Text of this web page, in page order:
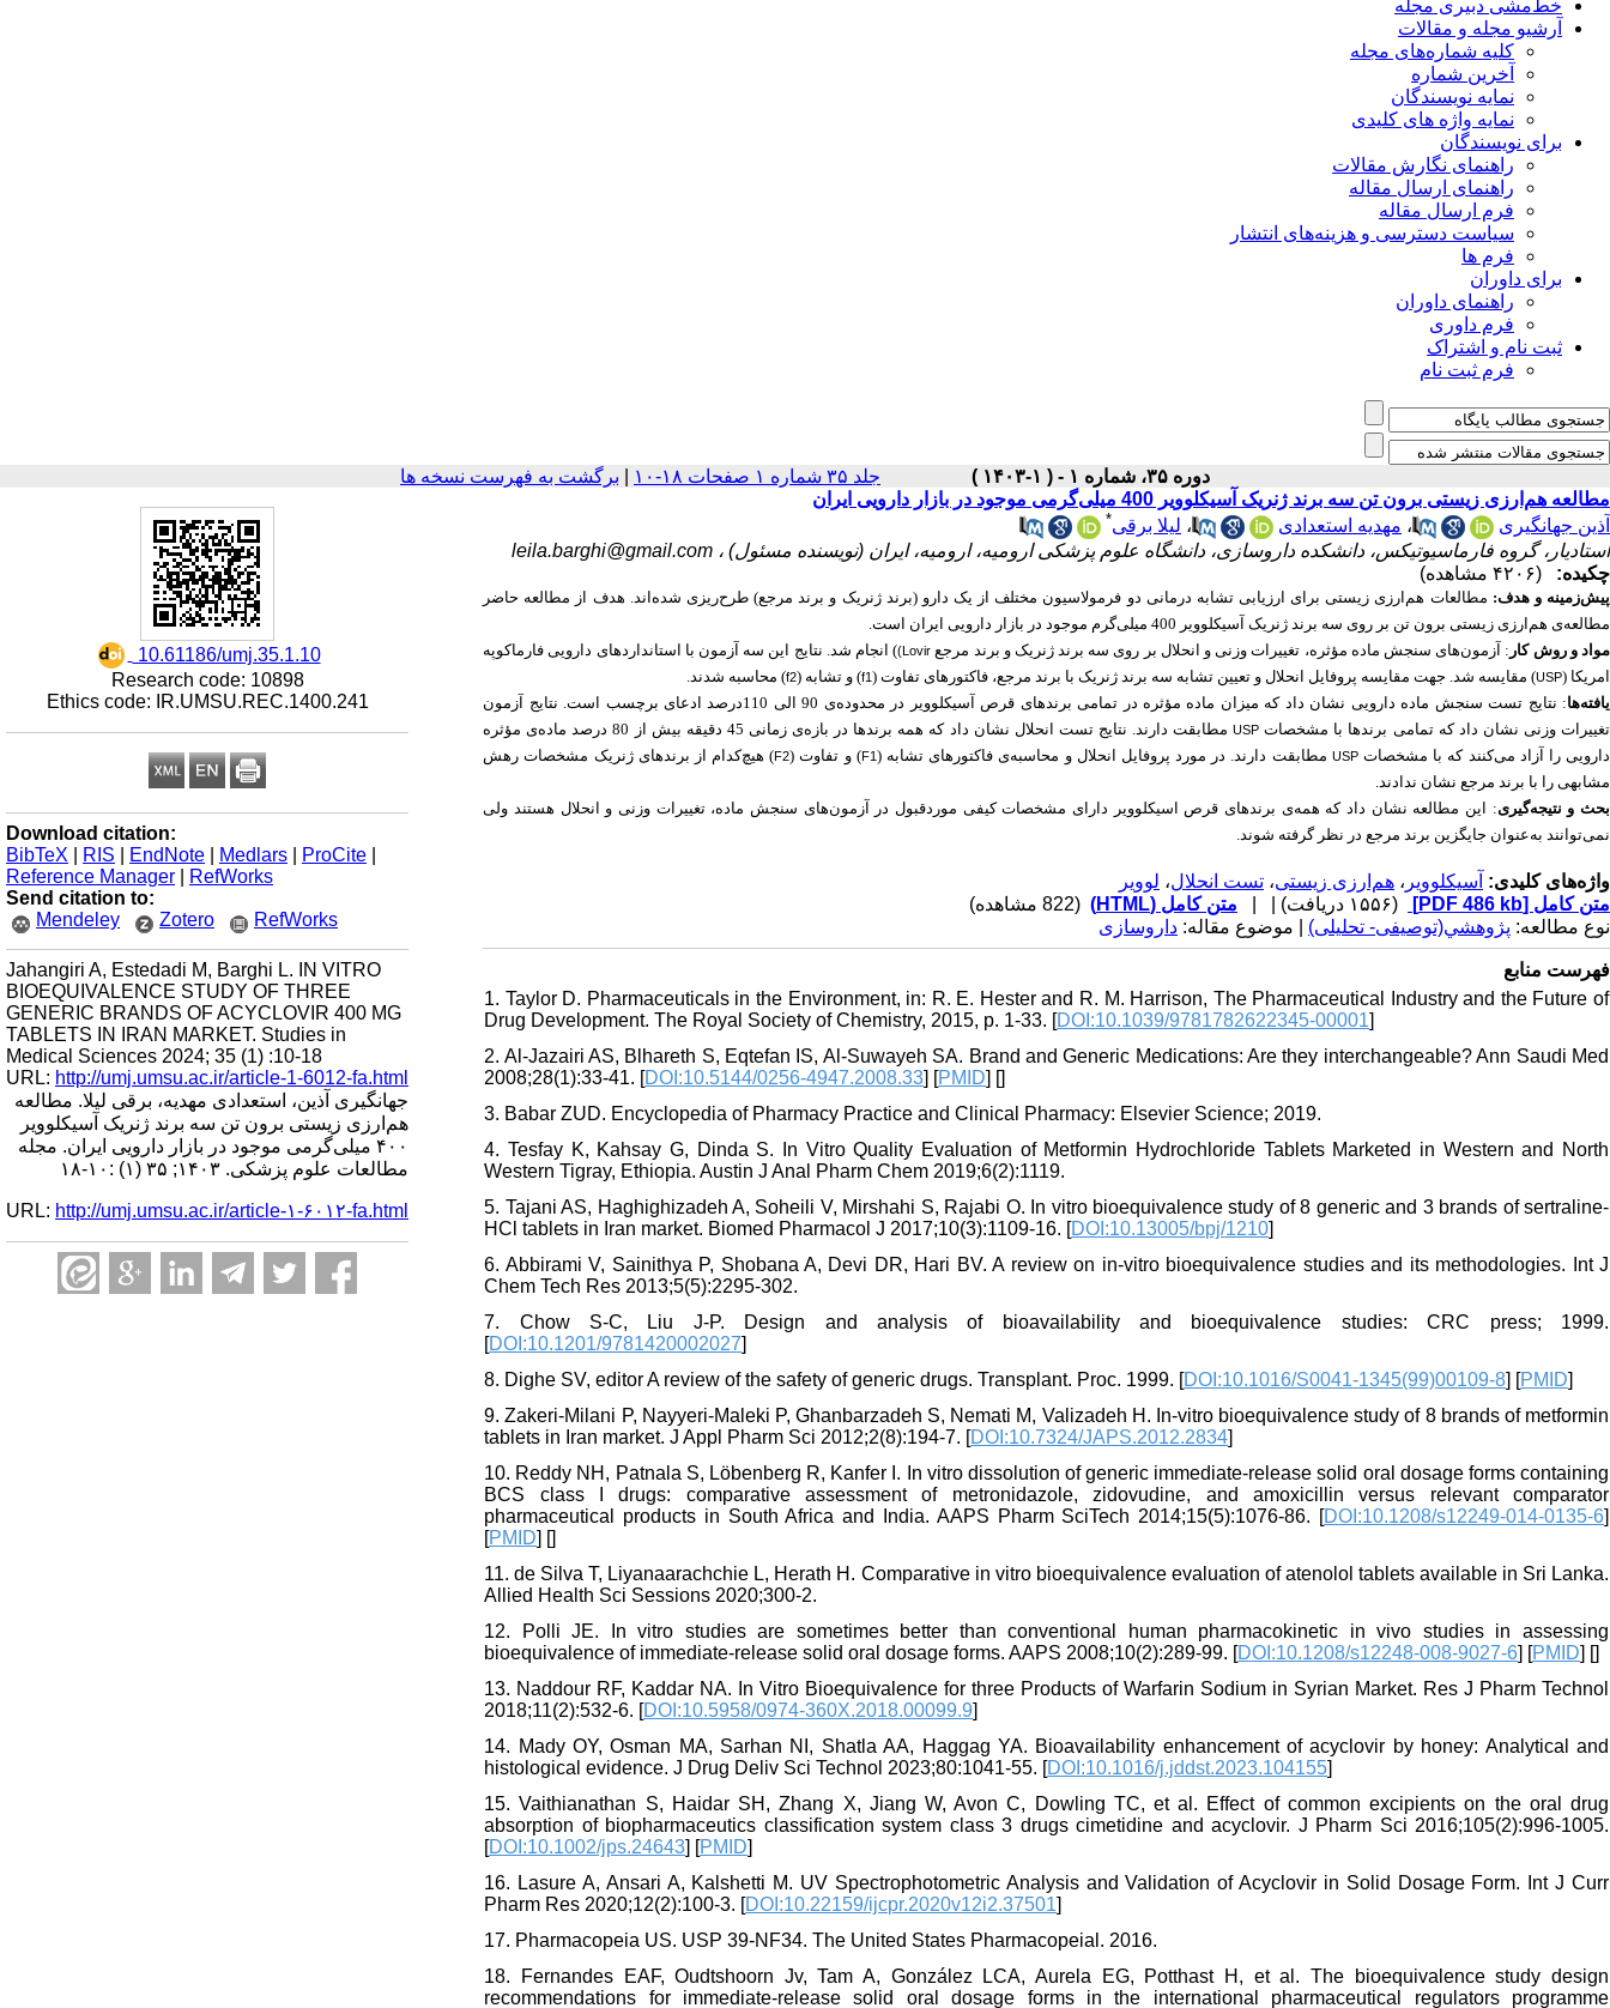
خط‌مشی دبیری مجله
آرشیو مجله و مقالات
کلیه شماره‌های مجله
آخرین شماره
نمایه نویسندگان
نمایه واژه های کلیدی
برای نویسندگان
راهنمای نگارش مقالات
راهنمای ارسال مقاله
فرم ارسال مقاله
سیاست دسترسی و هزینه‌های انتشار
فرم ها
برای داوران
راهنمای داوران
فرم داوری
ثبت نام و اشتراک
فرم ثبت نام
دوره ۳۵، شماره ۱ - ( ۱-۱۴۰۳ ) جلد ۳۵ شماره ۱ صفحات ۱۸-۱۰ برگشت به فهرست نسخه ها
‎ 10.61186/umj.35.1.10
Research code: 10898
Ethics code: IR.UMSU.REC.1400.241
Download citation:
BibTeX
RIS EndNote Medlars ProCite
Reference Manager
RefWorks
Send citation to:
Mendeley
Zotero RefWorks
Jahangiri A, Estedadi M, Barghi L. IN VITRO
BIOEQUIVALENCE STUDY OF THREE
GENERIC BRANDS OF ACYCLOVIR 400 MG
TABLETS IN IRAN MARKET. Studies in
Medical Sciences 2024; 35 (1) :10-18
URL: http://umj.umsu.ac.ir/article-1-6012-fa.html
جهانگیری آذین، استعدادی مهدیه، برقی لیلا. مطالعه
هم‌ارزی زیستی برون تن سه برند ژنریک آسیکلوویر
۴۰۰ میلی‌گرمی موجود در بازار دارویی ایران. مجله
مطالعات علوم پزشکی. ۱۴۰۳; ۳۵ (۱) :۱۰-۱۸
URL: http://umj.umsu.ac.ir/article-۱-۶۰۱۲-fa.html
مطالعه هم‌ارزی زیستی برون تن سه برند ژنریک آسیکلوویر 400 میلی‌گرمی موجود در بازار دارویی ایران
آذین جهانگیری
، مهدیه استعدادی ، لیلا برقی*
استادیار، گروه فارماسیوتیکس، دانشکده داروسازی، دانشگاه علوم پزشکی ارومیه، ارومیه، ایران (نویسنده مسئول) ، leila.barghi@gmail.com
چکیده:
(۴۲۰۶ مشاهده)
پیش‌زمینه و هدف: مطالعات هم‌ارزی زیستی برای ارزیابی تشابه درمانی دو فرمولاسیون مختلف از یک دارو (برند ژنریک و برند مرجع) طرح‌ریزی شده‌اند. هدف از مطالعه حاضر
مطالعه‌ی هم‌ارزی زیستی برون تن بر روی سه برند ژنریک آسیکلوویر 400 میلی‌گرم موجود در بازار دارویی ایران است.
مواد و روش‌ کار : آزمون‌های سنجش ماده مؤثره، تغییرات وزنی و انحلال بر روی سه برند ژنریک و برند مرجع Lovir) ) انجام شد. نتایج این سه آزمون با استانداردهای دارویی فارماکوپه
امریکا (USP) مقایسه شد. جهت مقایسه پروفایل انحلال و تعیین تشابه سه برند ژنریک با برند مرجع، فاکتورهای تفاوت (f1) و تشابه (f2) محاسبه شدند.
یافته‌ها
: نتایج تست سنجش ماده دارویی نشان داد که میزان ماده مؤثره در تمامی برندهای قرص آسیکلوویر در محدوده‌ی 90 الی 110درصد ادعای برچسب است. نتایج آزمون
تغییرات وزنی نشان داد که تمامی برندها با مشخصات USP
مطابقت دارند. نتایج تست انحلال نشان داد که همه برندها در بازه‌ی زمانی 45 دقیقه بیش از 80 درصد ماده‌ی مؤثره
دارویی را آزاد می‌کنند که با مشخصاتUSP مطابقت دارند. در مورد پروفایل انحلال و محاسبه‌ی فاکتورهای تشابه (F1) و تفاوت (F2) هیچ‌کدام از برندهای ژنریک مشخصات رهش
مشابهی را با برند مرجع نشان ندادند.
بحث و نتیجه‌گیری: این مطالعه نشان داد که همه‌ی برندهای قرص اسیکلوویر دارای مشخصات کیفی موردقبول در آزمون‌های سنجش ماده، تغییرات وزنی و انحلال هستند ولی
نمی‌توانند به‌عنوان جایگزین برند مرجع در نظر گرفته شوند.
واژه‌های کلیدی: آسیکلوویر ، هم‌ارزی زیستی، تست انحلال، لوویر
متن کامل [PDF 486 kb] (۱۵۵۶ دریافت) متن کامل (HTML)
(822 مشاهده)
نوع مطالعه: پژوهشي(توصیفی- تحلیلی) | موضوع مقاله: داروسازی
فهرست منابع
1. Taylor D. Pharmaceuticals in the Environment, in: R. E. Hester and R. M. Harrison, The Pharmaceutical Industry and the Future of
Drug Development. The Royal Society of Chemistry, 2015, p. 1-33. [DOI:10.1039/9781782622345-00001]
2. Al-Jazairi AS, Blhareth S, Eqtefan IS, Al-Suwayeh SA. Brand and Generic Medications: Are they interchangeable? Ann Saudi Med
2008;28(1):33-41. [DOI:10.5144/0256-4947.2008.33] [PMID] []
3. Babar ZUD. Encyclopedia of Pharmacy Practice and Clinical Pharmacy: Elsevier Science; 2019.
4. Tesfay K, Kahsay G, Dinda S. In Vitro Quality Evaluation of Metformin Hydrochloride Tablets Marketed in Western and North
Western Tigray, Ethiopia. Austin J Anal Pharm Chem 2019;6(2):1119.
5. Tajani AS, Haghighizadeh A, Soheili V, Mirshahi S, Rajabi O. In vitro bioequivalence study of 8 generic and 3 brands of sertraline-
HCl tablets in Iran market. Biomed Pharmacol J 2017;10(3):1109-16. [DOI:10.13005/bpj/1210]
6. Abbirami V, Sainithya P, Shobana A, Devi DR, Hari BV. A review on in-vitro bioequivalence studies and its methodologies. Int J
Chem Tech Res 2013;5(5):2295-302.
7. Chow S-C, Liu J-P. Design and analysis of bioavailability and bioequivalence studies: CRC press; 1999.
[DOI:10.1201/9781420002027]
8. Dighe SV, editor A review of the safety of generic drugs. Transplant. Proc. 1999. [DOI:10.1016/S0041-1345(99)00109-8] [PMID]
9. Zakeri-Milani P, Nayyeri-Maleki P, Ghanbarzadeh S, Nemati M, Valizadeh H. In-vitro bioequivalence study of 8 brands of metformin
tablets in Iran market. J Appl Pharm Sci 2012;2(8):194-7. [DOI:10.7324/JAPS.2012.2834]
10. Reddy NH, Patnala S, Löbenberg R, Kanfer I. In vitro dissolution of generic immediate-release solid oral dosage forms containing
BCS class I drugs: comparative assessment of metronidazole, zidovudine, and amoxicillin versus relevant comparator
pharmaceutical products in South Africa and India. AAPS Pharm SciTech 2014;15(5):1076-86. [DOI:10.1208/s12249-014-0135-6]
[PMID] []
11. de Silva T, Liyanaarachchie L, Herath H. Comparative in vitro bioequivalence evaluation of atenolol tablets available in Sri Lanka.
Allied Health Sci Sessions 2020;300-2.
12. Polli JE. In vitro studies are sometimes better than conventional human pharmacokinetic in vivo studies in assessing
bioequivalence of immediate-release solid oral dosage forms. AAPS 2008;10(2):289-99. [DOI:10.1208/s12248-008-9027-6] [PMID] []
13. Naddour RF, Kaddar NA. In Vitro Bioequivalence for three Products of Warfarin Sodium in Syrian Market. Res J Pharm Technol
2018;11(2):532-6. [DOI:10.5958/0974-360X.2018.00099.9]
14. Mady OY, Osman MA, Sarhan NI, Shatla AA, Haggag YA. Bioavailability enhancement of acyclovir by honey: Analytical and
histological evidence. J Drug Deliv Sci Technol 2023;80:1041-55. [DOI:10.1016/j.jddst.2023.104155]
15. Vaithianathan S, Haidar SH, Zhang X, Jiang W, Avon C, Dowling TC, et al. Effect of common excipients on the oral drug
absorption of biopharmaceutics classification system class 3 drugs cimetidine and acyclovir. J Pharm Sci 2016;105(2):996-1005.
[DOI:10.1002/jps.24643] [PMID]
16. Lasure A, Ansari A, Kalshetti M. UV Spectrophotometric Analysis and Validation of Acyclovir in Solid Dosage Form. Int J Curr
Pharm Res 2020;12(2):100-3. [DOI:10.22159/ijcpr.2020v12i2.37501]
17. Pharmacopeia US. USP 39-NF34. The United States Pharmacopeial. 2016.
18. Fernandes EAF, Oudtshoorn Jv, Tam A, González LCA, Aurela EG, Potthast H, et al. The bioequivalence study design
recommendations for immediate-release solid oral dosage forms in the international pharmaceutical regulators programme